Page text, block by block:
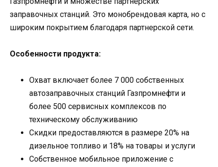
заправочных станций. Это монобрендовая карта, но с
широким покрытием благодаря партнерской сети.
Особенности продукта:
Охват включает более 7 000 собственных
автозаправочных станций Газпромнефти и
более 500 сервисных комплексов по
техническому обслуживанию
Скидки предоставляются в размере 20% на
дизельное топливо и 18% на товары и услуги
Собственное мобильное приложение с